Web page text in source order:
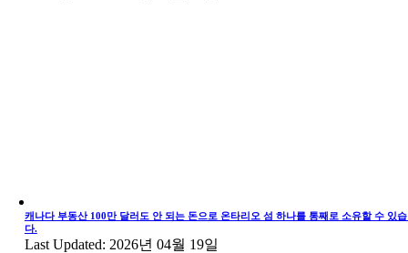
캐나다 부동산 100만 달러도 안 되는 돈으로 온타리오 섬 하나를 통째로 소유할 수 있
다.
Last Updated: 2026년 04월 19일